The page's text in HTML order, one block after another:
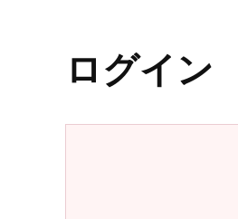
ログイン